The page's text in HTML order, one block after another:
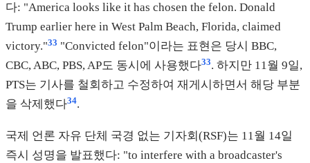
다: "America looks like it has chosen the felon. Donald
Trump earlier here in West Palm Beach, Florida, claimed
victory."33 "Convicted felon"이라는 표현은 당시 BBC,
CBC, ABC, PBS, AP도 동시에 사용했다33. 하지만 11월 9일,
PTS는 기사를 철회하고 수정하여 재게시하면서 해당 부분
을 삭제했다34.
국제 언론 자유 단체 국경 없는 기자회(RSF)는 11월 14일
즉시 성명을 발표했다: "to interfere with a broadcaster's